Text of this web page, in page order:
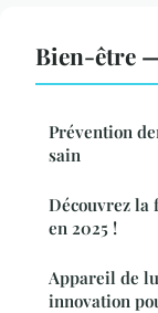
Bien-être
Prévention
sain
Découvrez la
en 2025 !
Appareil de
innovation